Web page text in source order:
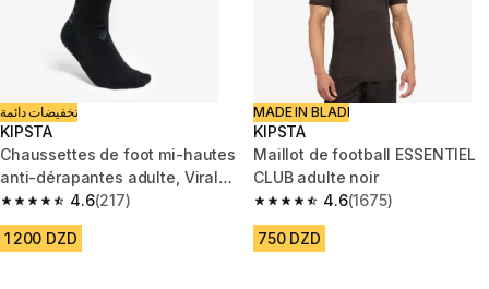
تخفيضات دائمة
KIPSTA
Chaussettes de foot mi-hautes
anti-dérapantes adulte, Viralto
II Mid Noire4.6
4.6 out of 5 stars from 217 reviews
(217)
1 200 DZD
MADE IN BLADI
KIPSTA
Maillot de football ESSENTIEL
CLUB adulte noir
4.6
4.6 out of 5 stars from 1675
(1675)
750 DZD